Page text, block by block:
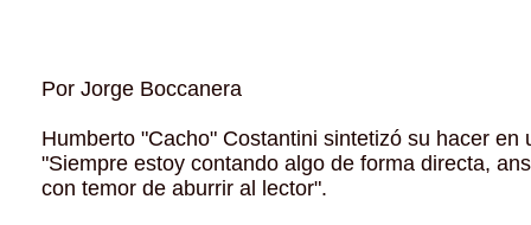
Por Jorge Boccanera
Humberto "Cacho" Costantini sintetizó su hacer en
"Siempre estoy contando algo de forma directa,
con temor de aburrir al lector".